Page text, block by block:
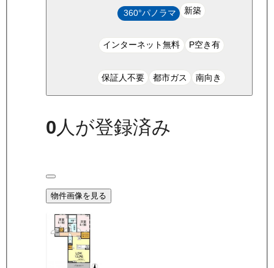
360°パノラマ 新築
インターネット無料 P空き有
保証人不要 都市ガス 南向き
0 人が登録済み
物件画像を見る